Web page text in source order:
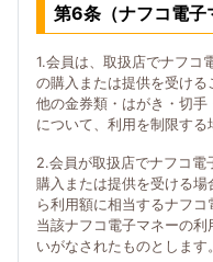
第6条（ナフコ電子
1.会員は、取扱店でナフコ
の購入または提供を受け
他の金券類・はがき・切
について、利用を制限する
2.会員が取扱店でナフコ電
購入または提供を受ける
ら利用額に相当するナフ
当該ナフコ電子マネーの
いがなされたものとします。